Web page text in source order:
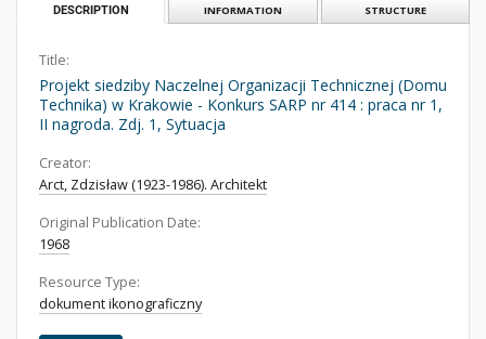
DESCRIPTION INFORMATION STRUCTURE
Title:
Projekt siedziby Naczelnej Organizacji Technicznej (Domu
Technika) w Krakowie - Konkurs SARP nr 414 : praca nr 1,
II nagroda. Zdj. 1, Sytuacja
Creator:
Arct, Zdzisław (1923-1986). Architekt
Original Publication Date:
1968
Resource Type:
dokument ikonograficzny